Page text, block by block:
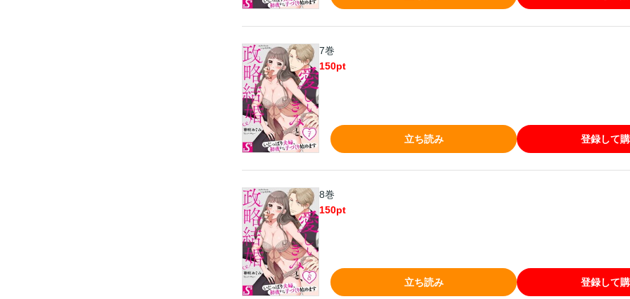
7巻
150pt
立ち読み 登録して
8巻
150pt
立ち読み 登録して